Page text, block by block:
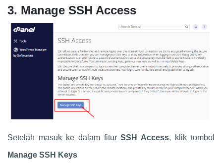
3. Manage SSH Access
Setelah masuk ke dalam fiturSSH Access, klik tombol
Manage SSH Keys